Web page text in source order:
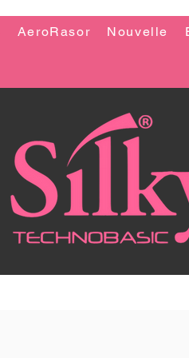
AeroRasor Nouvelle